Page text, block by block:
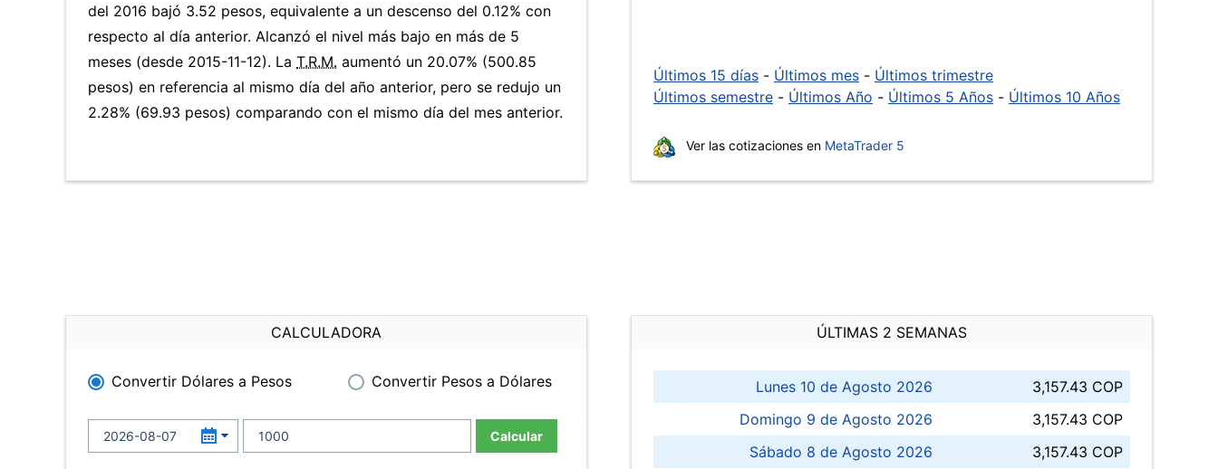
del 2016 bajó 3.52 pesos, equivalente a un descenso del 0.12% con
respecto al día anterior. Alcanzó el nivel más bajo en más de 5
meses (desde 2015-11-12). La T.R.M. aumentó un 20.07% (500.85
pesos) en referencia al mismo día del año anterior, pero se redujo un
2.28% (69.93 pesos) comparando con el mismo día del mes anterior.
Últimos 15 días - Últimos mes - Últimos trimestre
Últimos semestre - Últimos Año - Últimos 5 Años - Últimos 10 Años
Ver las cotizaciones en MetaTrader 5
CALCULADORA
Convertir Dólares a Pesos Convertir Pesos a Dólares
Calcular
ÚLTIMAS 2 SEMANAS
Lunes 10 de Agosto 2026
3,157.43 COP
Domingo 9 de Agosto 2026
3,157.43 COP
Sábado 8 de Agosto 2026
3,157.43 COP